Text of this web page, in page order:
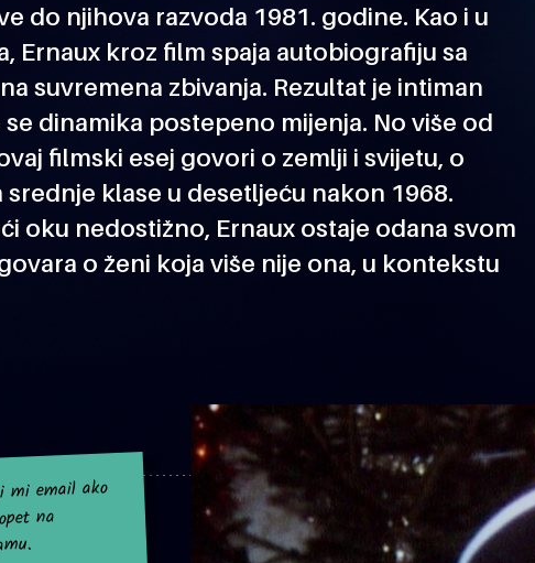
do njihova razvoda 1981. godine. Kao i u
Ernaux kroz film spaja autobiografiju sa
suvremena zbivanja. Rezultat je intiman
dinamika postepeno mijenja. No više od
filmski esej govori o zemlji i svijetu, o
srednje klase u desetljeću nakon 1968.
oku nedostižno, Ernaux ostaje odana svom
o ženi koja više nije ona, u kontekstu
za sad nema
mi email ako
na